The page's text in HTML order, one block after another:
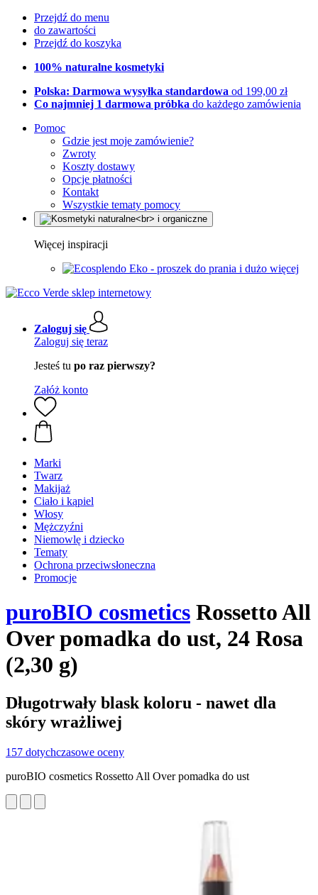
Przejdź do menu
do zawartości
Przejdź do koszyka
100% naturalne kosmetyki
Polska: Darmowa wysyłka standardowa od 199,00 zł
Co najmniej 1 darmowa próbka do każdego zamówienia
Pomoc
Gdzie jest moje zamówienie?
Zwroty
Koszty dostawy
Opcje płatności
Kontakt
Wszystkie tematy pomocy
Więcej inspiracji
Eko - proszek do prania i dużo więcej
Zaloguj się
Zaloguj się teraz
Jesteś tu po raz pierwszy?
Załóż konto
Marki
Twarz
Makijaż
Ciało i kąpiel
Włosy
Mężczyźni
Niemowlę i dziecko
Tematy
Ochrona przeciwsłoneczna
Promocje
puroBIO cosmetics Rossetto All
Over pomadka do ust, 24 Rosa
(2,30 g)
Długotrwały blask koloru - nawet dla
skóry wrażliwej
157 dotychczasowe oceny
puroBIO cosmetics Rossetto All Over pomadka do ust